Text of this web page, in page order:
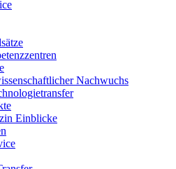
Nachwuchs
Einblicke